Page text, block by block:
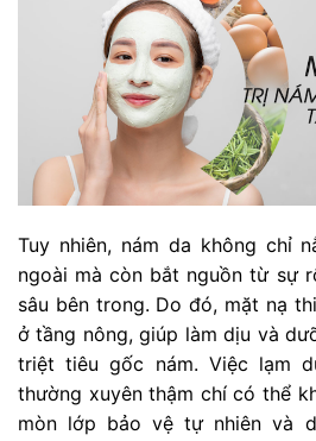
Tuy nhiên, nám da không chỉ
ngoài mà còn bắt nguồn từ sự
sâu bên trong. Do đó, mặt nạ
ở tầng nông, giúp làm dịu và
triệt tiêu gốc nám. Việc lạm
thường xuyên thậm chí có thể
mòn lớp bảo vệ tự nhiên và